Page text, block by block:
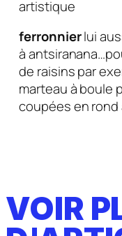
ferronnierlui
à
de raisins par
marteau à boule
coupées en rond
VOIR